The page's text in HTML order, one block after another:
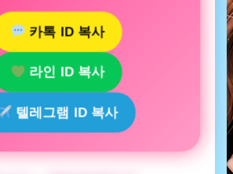
카톡 ID 복사
라인 ID 복사
텔레그램 ID 복사